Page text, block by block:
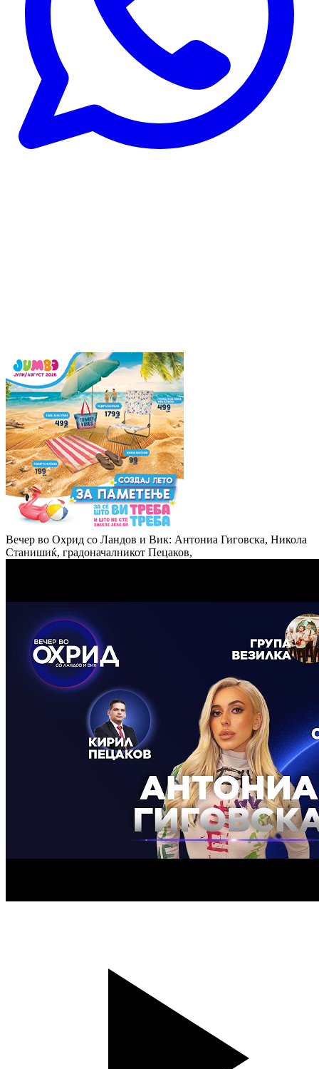
Вечер во Охрид со Ландов и Вик: Антониа Гиговска, Никола
Станишиќ, градоначалникот Пецаков,